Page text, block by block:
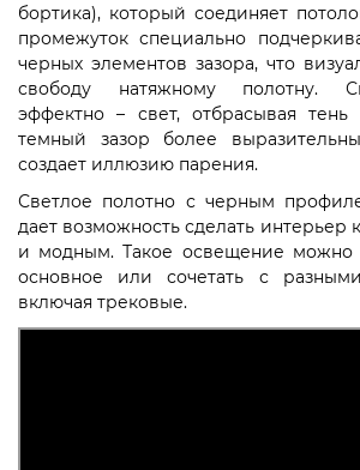
бортика), который соединяет
промежуток специально
черных элементов зазора, что
свободу натяжному полотну.
эффектно – свет, отбрасывая тень
темный зазор более
создает иллюзию парения.
Светлое полотно с черным
дает возможность сделать интерьер
и модным. Такое освещение можно
основное или сочетать с
включая трековые.